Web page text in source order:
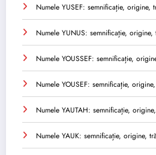
Numele YUSEF: semnificație, origine,
Numele YUNUS: semnificație,
Numele YOUSSEF: semnificație,
Numele YOUSEF: semnificație,
Numele YAUTAH: semnificație,
Numele YAUK: semnificație, origine,